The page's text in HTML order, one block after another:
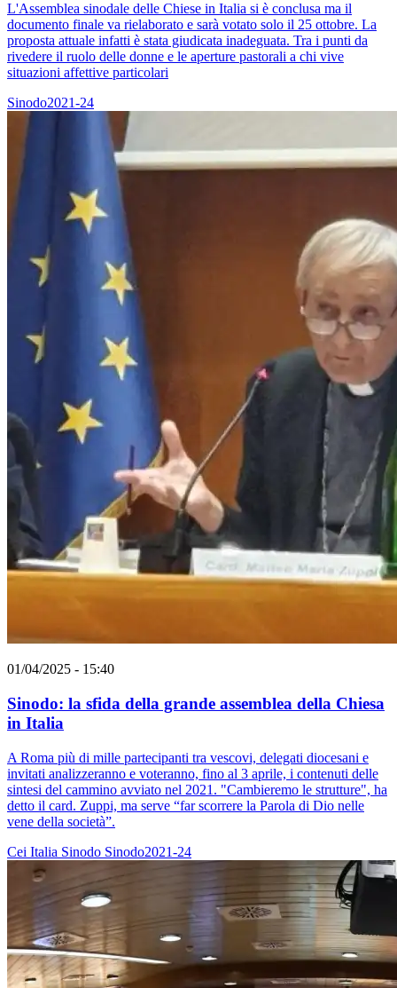
L'Assemblea sinodale delle Chiese in Italia si è conclusa ma il
documento finale va rielaborato e sarà votato solo il 25 ottobre. La
proposta attuale infatti è stata giudicata inadeguata. Tra i punti da
rivedere il ruolo delle donne e le aperture pastorali a chi vive
situazioni affettive particolari
Sinodo2021-24
01/04/2025 - 15:40
Sinodo: la sfida della grande assemblea della Chiesa
in Italia
A Roma più di mille partecipanti tra vescovi, delegati diocesani e
invitati analizzeranno e voteranno, fino al 3 aprile, i contenuti delle
sintesi del cammino avviato nel 2021. "Cambieremo le strutture", ha
detto il card. Zuppi, ma serve “far scorrere la Parola di Dio nelle
vene della società”.
Cei Italia Sinodo Sinodo2021-24